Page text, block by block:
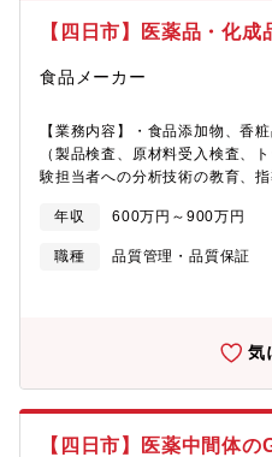
【四日市】医薬品・化成
食品メーカー
【業務内容】・食品添加物、香
（製品検査、原材料受入検査、
験担当者への分析技術の教育、
研修（業務概要、基本的な業務
育）・担当業務の職場内資格認
研修を約1週間実施、その後担
年収 600万円～900万円
職種
品質管理・品質保証
気
【四日市】医薬中間体